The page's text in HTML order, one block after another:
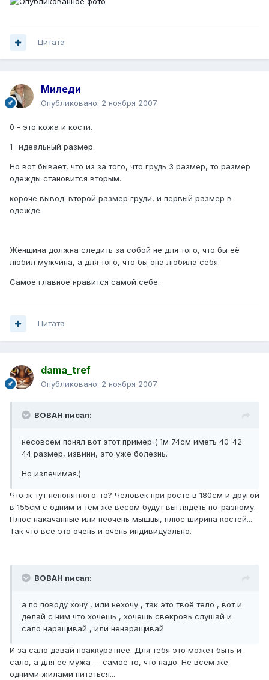
Цитата
Миледи
Опубликовано: 2 ноября 2007
0 - это кожа и кости.
1- идеальный размер.
Но вот бывает, что из за того, что грудь 3 размер, то размер
одежды становится вторым.
короче вывод: второй размер груди, и первый размер в
одежде.
Женщина должна следить за собой не для того, что бы её
любил мужчина, а для того, что бы она любила себя.
Самое главное нравится самой себе.
Цитата
dama_tref
Опубликовано: 2 ноября 2007
BOBAH писал:
несовсем понял вот этот пример ( 1м 74см иметь 40-42-
44 размер, извини, это уже болезнь.
Но излечимая.)
Что ж тут непонятного-то? Человек при росте в 180см и другой
в 155см с одним и тем же весом будут выглядеть по-разному.
Плюс накачанные или неочень мышцы, плюс ширина костей...
Так что всё это очень и очень индивидуально.
BOBAH писал:
а по поводу хочу , или нехочу , так это твоё тело , вот и
делай с ним что хочешь , хочешь свекровь слушай и
сало наращивай , или ненаращивай
И за сало давай поаккуратнее. Для тебя это может быть и
сало, а для её мужа -- самое то, что надо. Не всем же
одними жилами питаться...